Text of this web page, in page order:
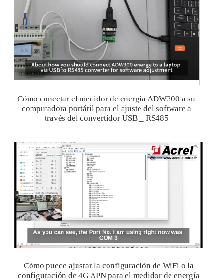
Cómo conectar el medidor de energía ADW300 a su
computadora portátil para el ajuste del software a
través del convertidor USB _ RS485
Cómo puede ajustar la configuración de WiFi o la
configuración de 4G APN para el medidor de energía